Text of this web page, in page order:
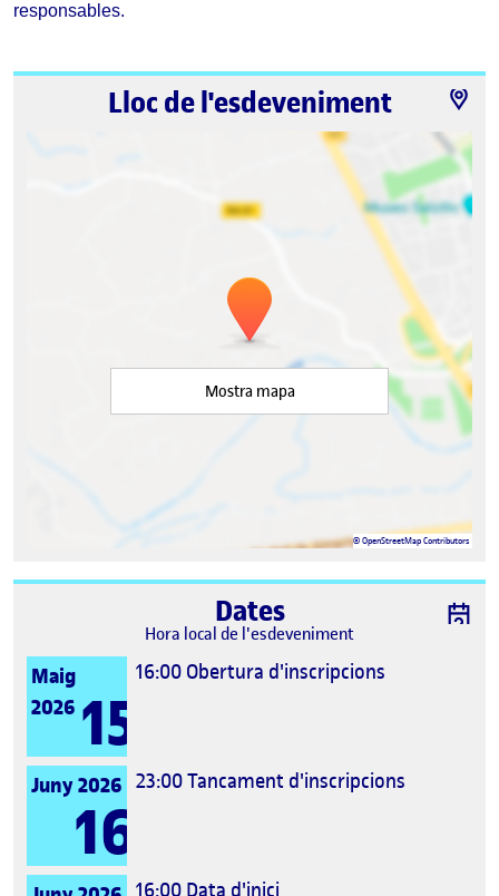
responsables.
Lloc de l'esdeveniment
Mostra mapa
©OpenStreetMapContributors
Dates
Hora local de l'esdeveniment
Maig
2026 15
16:00 Obertura d'inscripcions
Juny 2026
16
23:00Tancament d'inscripcions
16:00 Data d'inici